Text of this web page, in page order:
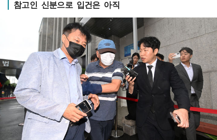
참고인 신분으로 입건은 아직